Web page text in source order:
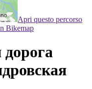
Apri questo percorso
Bikemap